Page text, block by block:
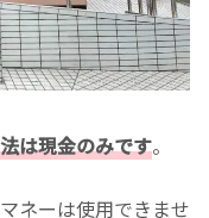
は現金のみです。
ネーは使用できませ